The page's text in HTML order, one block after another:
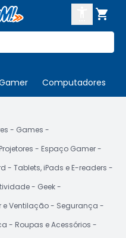

Computadores
SE
Games
Projetores
Espaço Gamer
Tablets, iPads e E-readers
Geek
e Ventilação
Segurança
Roupas e Acessórios